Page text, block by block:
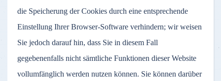
die Speicherung der Cookies durch eine entsprechende
Einstellung Ihrer Browser-Software verhindern; wir weisen
Sie jedoch darauf hin, dass Sie in diesem Fall
gegebenenfalls nicht sämtliche Funktionen dieser Website
vollumfänglich werden nutzen können. Sie können darüber